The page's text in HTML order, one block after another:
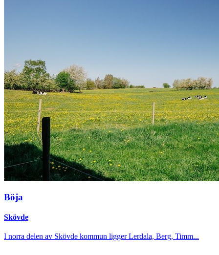
Böja
Skövde
I norra delen av Skövde kommun ligger Lerdala, Berg, Timm...